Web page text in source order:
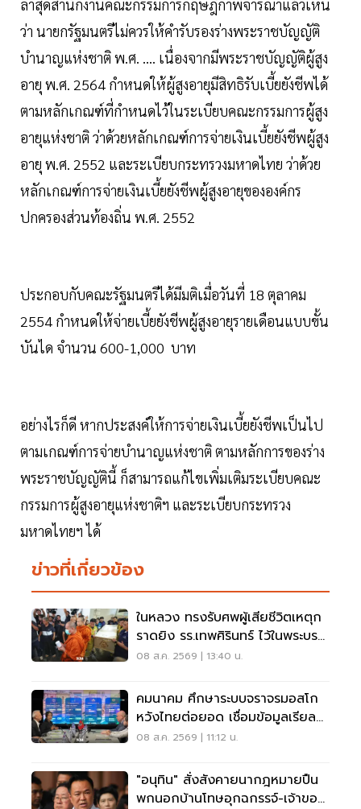
ล่าสุดสำนักงานคณะกรรมการกฤษฎีกาพิจารณาแล้วเห็น
ว่า นายกรัฐมนตรีไม่ควรให้คำรับรองร่างพระราชบัญญัติ
บำนาญแห่งชาติ พ.ศ. .... เนื่องจากมีพระราชบัญญัติผู้สูง
อายุ พ.ศ. 2564 กำหนดให้ผู้สูงอายุมีสิทธิรับเบี้ยยังชีพได้
ตามหลักเกณฑ์ที่กำหนดไว้ในระเบียบคณะกรรมการผู้สูง
อายุแห่งชาติ ว่าด้วยหลักเกณฑ์การจ่ายเงินเบี้ยยังชีพผู้สูง
อายุ พ.ศ. 2552 และระเบียบกระทรวงมหาดไทย ว่าด้วย
หลักเกณฑ์การจ่ายเงินเบี้ยยังชีพผู้สูงอายุขององค์กร
ปกครองส่วนท้องถิ่น พ.ศ. 2552
ประกอบกับคณะรัฐมนตรีได้มีมติเมื่อวันที่ 18 ตุลาคม
2554 กำหนดให้จ่ายเบี้ยยังชีพผู้สูงอายุรายเดือนแบบขั้น
บันได จำนวน 600-1,000 บาท
อย่างไรก็ดี หากประสงค์ให้การจ่ายเงินเบี้ยยังชีพเป็นไป
ตามเกณฑ์การจ่ายบำนาญแห่งชาติ ตามหลักการของร่าง
พระราชบัญญัตินี้ ก็สามารถแก้ไขเพิ่มเติมระเบียบคณะ
กรรมการผู้สูงอายุแห่งชาติฯ และระเบียบกระทรวง
มหาดไทยฯ ได้
ข่าวที่เกี่ยวข้อง
ในหลวง ทรงรับศพผู้เสียชีวิตเหตุก
ราดยิง รร.เทพศิรินทร์ ไว้ในพระบรม
ราชานุเคราะห์
08 ส.ค. 2569 | 13:40 น.
คมนาคม ศึกษาระบบจราจรมอสโก
หวังไทยต่อยอด เชื่อมข้อมูลเรียล
ไทม์ แก้รถติด
08 ส.ค. 2569 | 11:12 น.
"อนุทิน" สั่งสังคายนากฎหมายปืน
พกนอกบ้านโทษอุกฉกรรจ์-เจ้าของ